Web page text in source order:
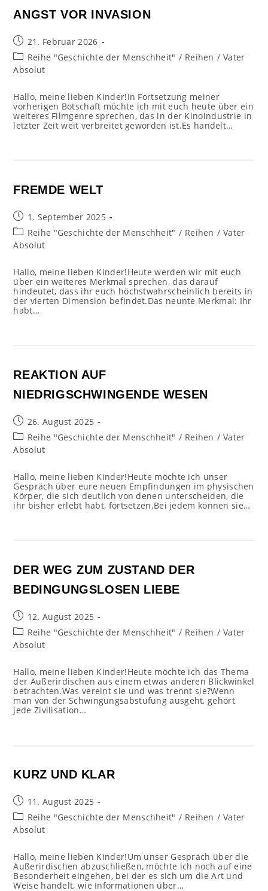
ANGST VOR INVASION
Beitrag
veröffentlicht:
21. Februar 2026
Beitrags-
Kategorie:
Reihe "Geschichte der Menschheit" / Reihen / Vater
Absolut
Hallo, meine lieben Kinder!In Fortsetzung meiner
vorherigen Botschaft möchte ich mit euch heute über ein
weiteres Filmgenre sprechen, das in der Kinoindustrie in
letzter Zeit weit verbreitet geworden ist.Es handelt…
FREMDE WELT
Beitrag
veröffentlicht:
1. September 2025
Beitrags-
Kategorie:
Reihe "Geschichte der Menschheit" / Reihen / Vater
Absolut
Hallo, meine lieben Kinder!Heute werden wir mit euch
über ein weiteres Merkmal sprechen, das darauf
hindeutet, dass ihr euch höchstwahrscheinlich bereits in
der vierten Dimension befindet.Das neunte Merkmal: Ihr
habt…
REAKTION AUF
NIEDRIGSCHWINGENDE WESEN
Beitrag
veröffentlicht:
26. August 2025
Beitrags-
Kategorie:
Reihe "Geschichte der Menschheit" / Reihen / Vater
Absolut
Hallo, meine lieben Kinder!Heute möchte ich unser
Gespräch über eure neuen Empfindungen im physischen
Körper, die sich deutlich von denen unterscheiden, die
ihr bisher erlebt habt, fortsetzen.Bei jedem können sie…
DER WEG ZUM ZUSTAND DER
BEDINGUNGSLOSEN LIEBE
Beitrag
veröffentlicht:
12. August 2025
Beitrags-
Kategorie:
Reihe "Geschichte der Menschheit" / Reihen / Vater
Absolut
Hallo, meine lieben Kinder!Heute möchte ich das Thema
der Außerirdischen aus einem etwas anderen Blickwinkel
betrachten.Was vereint sie und was trennt sie?Wenn
man von der Schwingungsabstufung ausgeht, gehört
jede Zivilisation…
KURZ UND KLAR
Beitrag
veröffentlicht:
11. August 2025
Beitrags-
Kategorie:
Reihe "Geschichte der Menschheit" / Reihen / Vater
Absolut
Hallo, meine lieben Kinder!Um unser Gespräch über die
Außerirdischen abzuschließen, möchte ich noch auf eine
Besonderheit eingehen, bei der es sich um die Art und
Weise handelt, wie Informationen über…